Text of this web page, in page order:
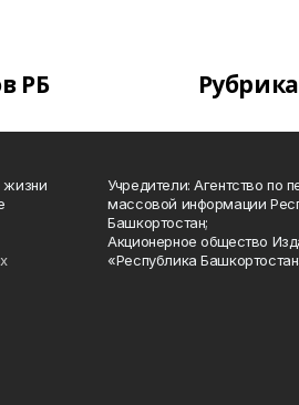
РБ
жизни
Учредители: Агентство по
массовой информации
Башкортостан;
Акционерное общество
«Республика